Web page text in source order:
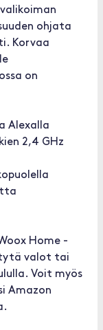
ohjata
Korvaa
on
Alexalla
2,4 GHz
Home -
valot tai
Voit myös
Amazon